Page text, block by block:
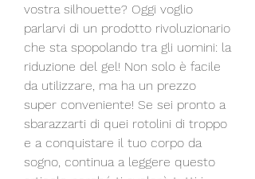
vostra silhouette? Oggi voglio
parlarvi di un prodotto rivoluzionario
che sta spopolando tra gli uomini: la
riduzione del gel! Non solo è facile
da utilizzare, ma ha un prezzo
super conveniente! Se sei pronto a
sbarazzarti di quei rotolini di troppo
e a conquistare il tuo corpo da
sogno, continua a leggere questo